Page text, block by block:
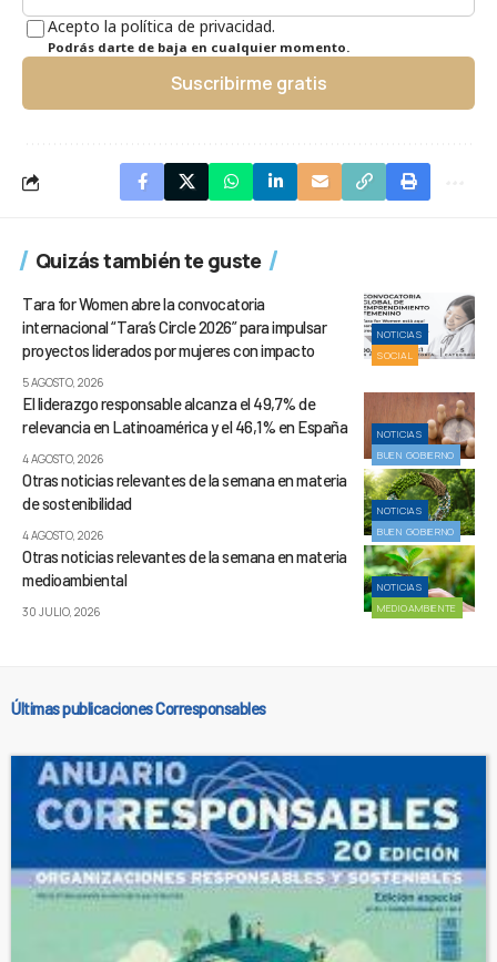
Acepto la política de privacidad.
Podrás darte de baja en cualquier momento.
Suscribirme gratis
Quizás también te guste
NOTICIAS
SOCIAL
Tara for Women abre la convocatoria
internacional “Tara’s Circle 2026” para impulsar
proyectos liderados por mujeres con impacto
5 AGOSTO, 2026
NOTICIAS
BUEN GOBIERNO
El liderazgo responsable alcanza el 49,7% de
relevancia en Latinoamérica y el 46,1% en España
4 AGOSTO, 2026
NOTICIAS
BUEN GOBIERNO
Otras noticias relevantes de la semana en materia
de sostenibilidad
4 AGOSTO, 2026
NOTICIAS
MEDIOAMBIENTE
Otras noticias relevantes de la semana en materia
medioambiental
30 JULIO, 2026
Últimas publicaciones Corresponsables